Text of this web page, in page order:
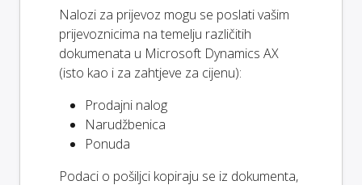
Nalozi za prijevoz mogu se poslati vašim
prijevoznicima na temelju različitih
dokumenata u Microsoft Dynamics AX
(isto kao i za zahtjeve za cijenu):
Prodajni nalog
Narudžbenica
Ponuda
Podaci o pošiljci kopiraju se iz dokumenta,